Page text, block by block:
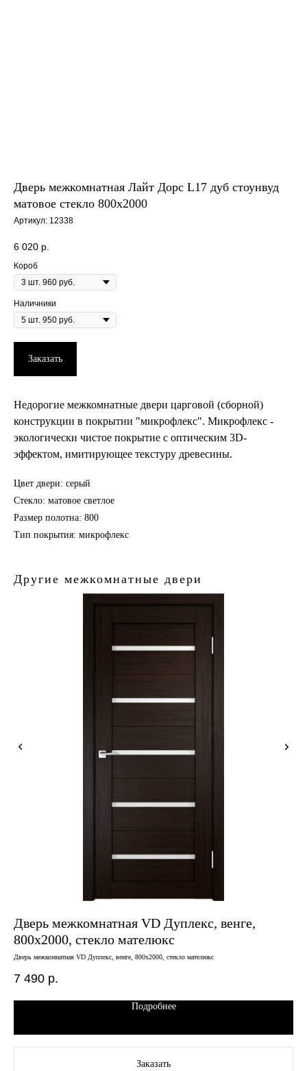
Дверь межкомнатная Лайт Дорс L17 дуб стоунвуд
матовое стекло 800х2000
Артикул: 12338
6 020 р.
Короб
Наличники
Заказать
Недорогие межкомнатные двери царговой (сборной)
конструкции в покрытии "микрофлекс". Микрофлекс -
экологически чистое покрытие с оптическим 3D-
эффектом, имитирующее текстуру древесины.
Цвет двери: серый
Стекло: матовое светлое
Размер полотна: 800
Тип покрытия: микрофлекс
Другие межкомнатные двери
Дверь межкомнатная VD Дуплекс, венге,
800х2000, стекло мателюкс
Дверь межкомнатная VD Дуплекс, венге, 800х2000, стекло мателюкс
7 490 р.
Подробнее
Заказать